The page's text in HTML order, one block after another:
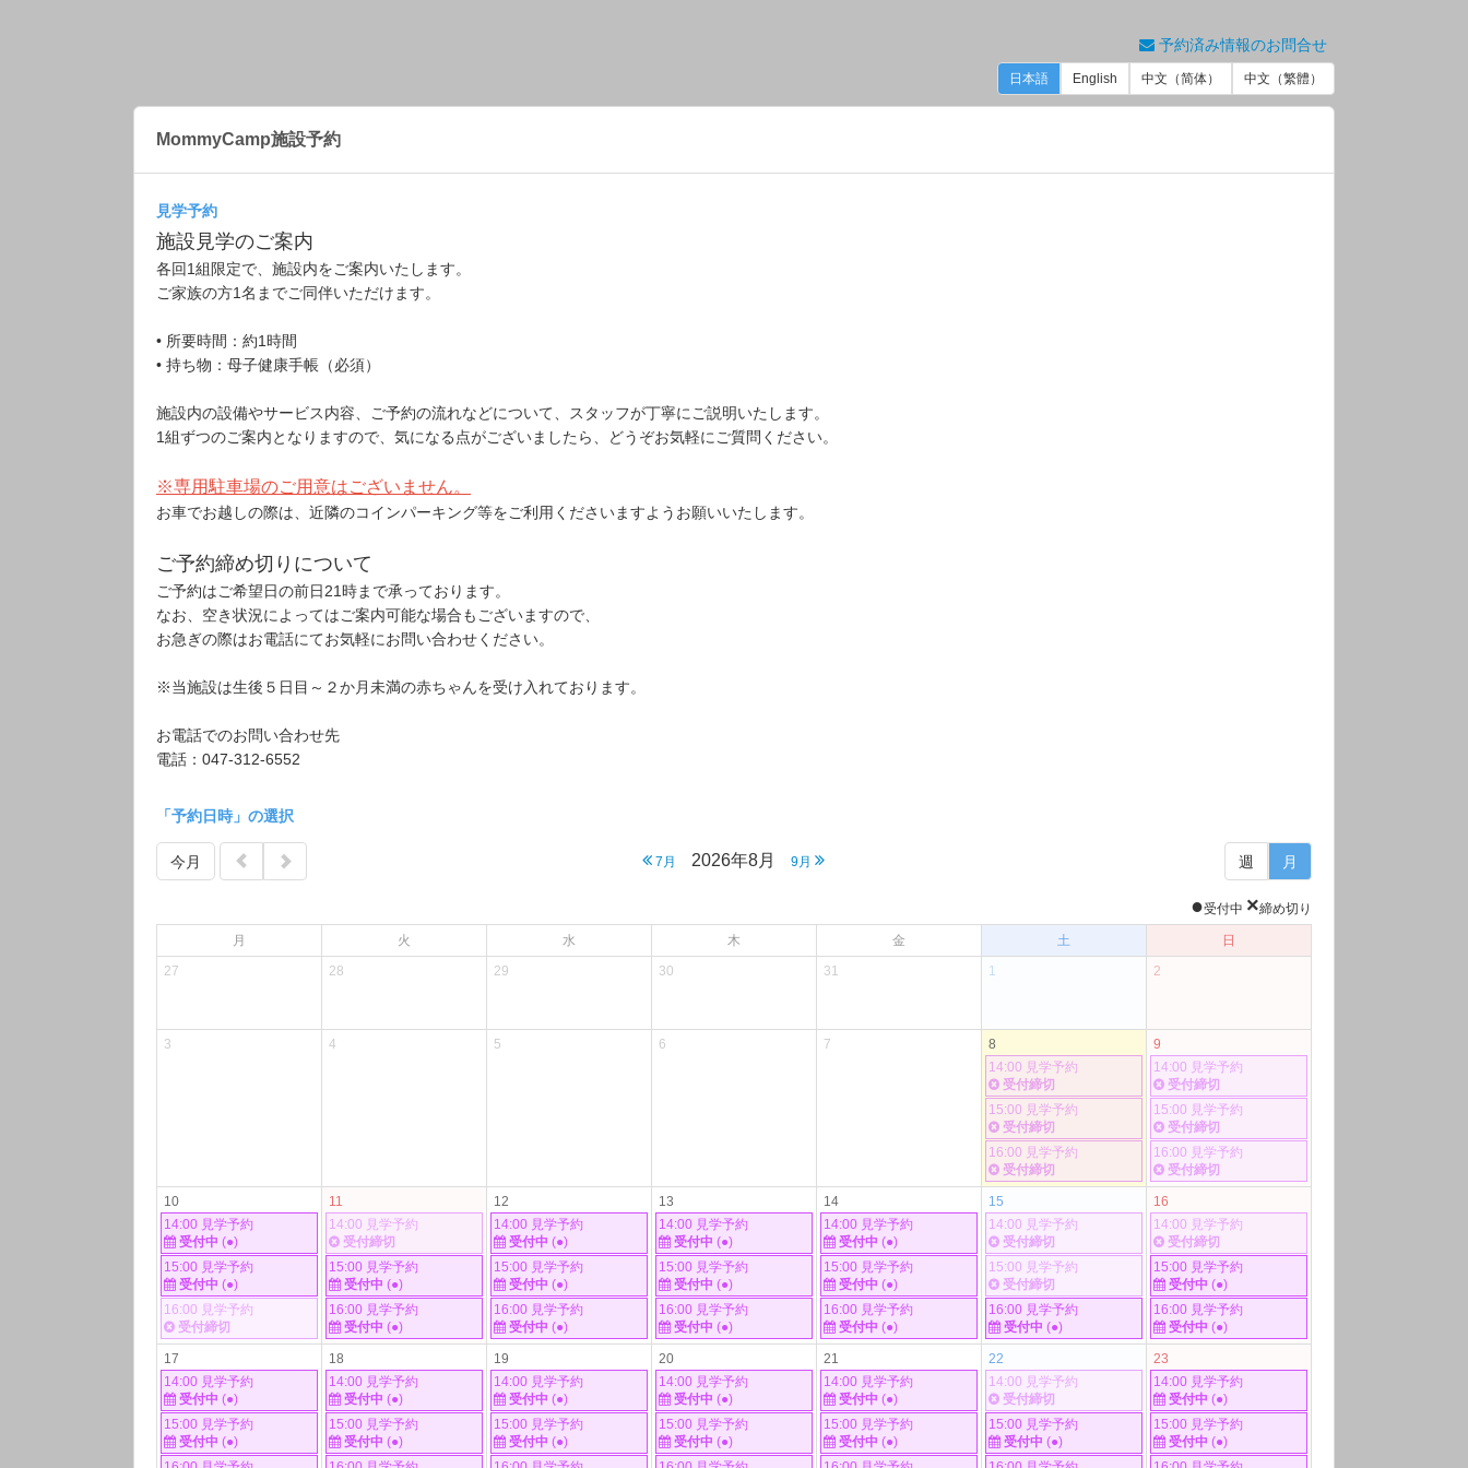
予約済み情報のお問合せ
日本語 English 中文（简体） 中文（繁體）
MommyCamp施設予約
見学予約
施設見学のご案内
各回1組限定で、施設内をご案内いたします。
ご家族の方1名までご同伴いただけます。
• 所要時間：約1時間
• 持ち物：母子健康手帳（必須）
施設内の設備やサービス内容、ご予約の流れなどについて、スタッフが丁寧にご説明いたします。
1組ずつのご案内となりますので、気になる点がございましたら、どうぞお気軽にご質問ください。
※専用駐車場のご用意はございません。
お車でお越しの際は、近隣のコインパーキング等をご利用くださいますようお願いいたします。
ご予約締め切りについて
ご予約はご希望日の前日21時まで承っております。
なお、空き状況によってはご案内可能な場合もございますので、
お急ぎの際はお電話にてお気軽にお問い合わせください。
※当施設は生後５日目～２か月未満の赤ちゃんを受け入れております。
お電話でのお問い合わせ先
電話：047-312-6552
「予約日時」の選択
今月 7月 2026年8月 9月 週 月
●受付中 ×締め切り
月 火 水 木 金 土
日
27
28 29 30 31 1 2
3 4 5 6 7
8
14:00 見学予約
受付締切
15:00 見学予約
受付締切
16:00 見学予約
受付締切
9
14:00 見学予約
受付締切
15:00 見学予約
受付締切
16:00 見学予約
受付締切
10
14:00 見学予約
受付中 (●)
15:00 見学予約
受付中 (●)
16:00 見学予約
受付締切
11
14:00 見学予約
受付締切
15:00 見学予約
受付中 (●)
16:00 見学予約
受付中 (●)
12
14:00 見学予約
受付中 (●)
15:00 見学予約
受付中 (●)
16:00 見学予約
受付中 (●)
13
14:00 見学予約
受付中 (●)
15:00 見学予約
受付中 (●)
16:00 見学予約
受付中 (●)
14
14:00 見学予約
受付中 (●)
15:00 見学予約
受付中 (●)
16:00 見学予約
受付中 (●)
15
14:00 見学予約
受付締切
15:00 見学予約
受付締切
16:00 見学予約
受付中 (●)
16
14:00 見学予約
受付締切
15:00 見学予約
受付中 (●)
16:00 見学予約
受付中 (●)
17
14:00 見学予約
受付中 (●)
15:00 見学予約
受付中 (●)
18
14:00 見学予約
受付中 (●)
15:00 見学予約
受付中 (●)
19
14:00 見学予約
受付中 (●)
15:00 見学予約
受付中 (●)
20
14:00 見学予約
受付中 (●)
15:00 見学予約
受付中 (●)
21
14:00 見学予約
受付中 (●)
15:00 見学予約
受付中 (●)
22
14:00 見学予約
受付締切
15:00 見学予約
受付中 (●)
23
14:00 見学予約
受付中 (●)
15:00 見学予約
受付中 (●)